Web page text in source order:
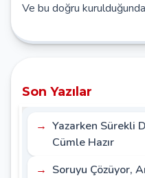
Ve bu doğru
Son Yazılar
Yazarken Sürekli
Cümle Hazır
Soruyu Çözüyor,